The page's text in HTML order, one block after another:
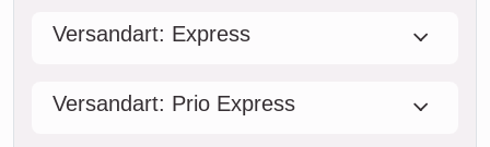
Versandart: Express
Versandart: Prio Express